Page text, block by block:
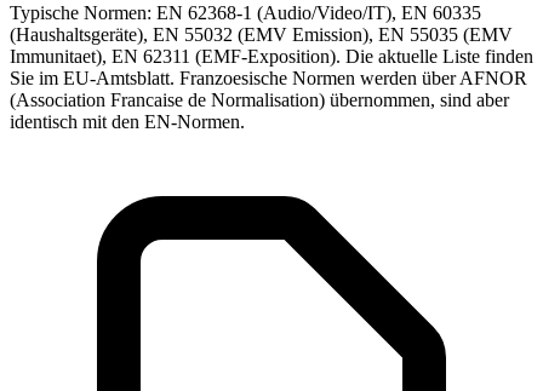
Typische Normen: EN 62368-1 (Audio/Video/IT), EN 60335
(Haushaltsgeräte), EN 55032 (EMV Emission), EN 55035 (EMV
Immunitaet), EN 62311 (EMF-Exposition). Die aktuelle Liste finden
Sie im EU-Amtsblatt. Franzoesische Normen werden über AFNOR
(Association Francaise de Normalisation) übernommen, sind aber
identisch mit den EN-Normen.